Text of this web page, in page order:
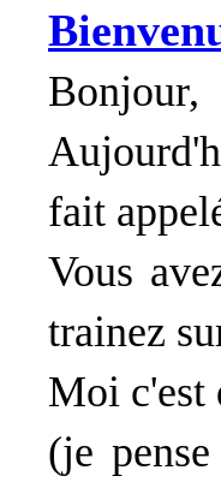
Bonjour,
fait
Vous
trainez
Moi c'est
(je